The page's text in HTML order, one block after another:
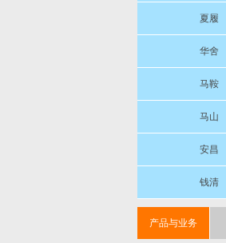
夏履
华舍
马鞍
马山
安昌
钱清
产品与业务